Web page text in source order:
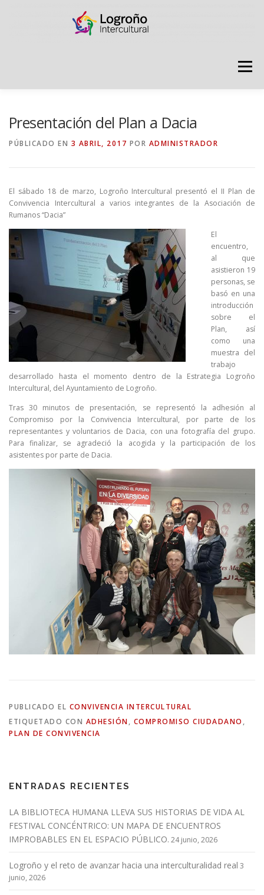
Menú
GRADÚATE EN CONVIVENCIA CAMPAÑAS
RECURSOS PUNTO DE ACOGIDA
Presentación del Plan a Dacia
PÚBLICADO EN 3 ABRIL, 2017 POR ADMINISTRADOR
El sábado 18 de marzo, Logroño Intercultural presentó el II Plan de
Convivencia Intercultural a varios integrantes de la Asociación de
Rumanos “Dacia”
El
encuentro,
al que
asistieron 19
personas, se
basó en una
introducción
sobre el
Plan, así
como una
muestra del
trabajo
desarrollado hasta el momento dentro de la Estrategia Logroño
Intercultural, del Ayuntamiento de Logroño.
Tras 30 minutos de presentación, se representó la adhesión al
Compromiso por la Convivencia Intercultural, por parte de los
representantes y voluntarios de Dacia, con una fotografía del grupo.
Para finalizar, se agradeció la acogida y la participación de los
asistentes por parte de Dacia.
PUBLICADO EL CONVIVENCIA INTERCULTURAL
ETIQUETADO CON ADHESIÓN, COMPROMISO CIUDADANO ,
PLAN DE CONVIVENCIA
ENTRADAS RECIENTES
LA BIBLIOTECA HUMANA LLEVA SUS HISTORIAS DE VIDA AL
FESTIVAL CONCÉNTRICO: UN MAPA DE ENCUENTROS
IMPROBABLES EN EL ESPACIO PÚBLICO. 24 junio, 2026
Logroño y el reto de avanzar hacia una interculturalidad real 3
junio, 2026